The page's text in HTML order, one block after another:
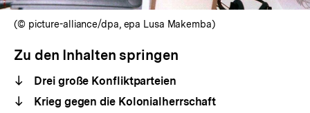
(© picture-alliance/dpa, epa Lusa Makemba)
Zu den Inhalten springen
Drei große Konfliktparteien
Krieg gegen die Kolonialherrschaft